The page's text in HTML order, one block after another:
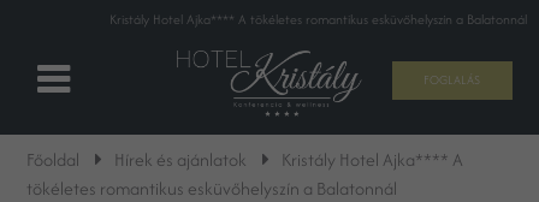
Kristály Hotel Ajka**** A tökéletes romantikus esküvőhelyszín a Balatonnál
FOGLALÁS
Főoldal Hírek és ajánlatok
Kristály Hotel Ajka**** A
tökéletes romantikus esküvőhelyszín a Balatonnál